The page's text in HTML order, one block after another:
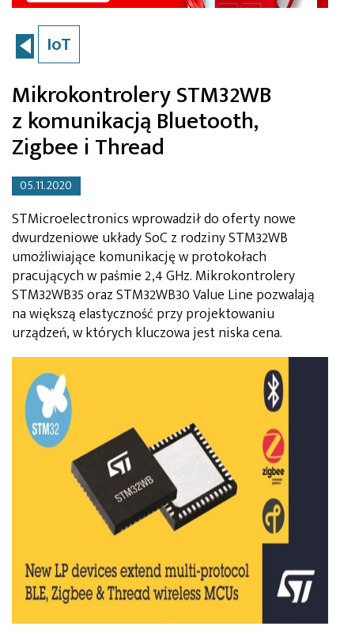
IoT
Mikrokontrolery STM32WB
z komunikacją Bluetooth,
Zigbee i Thread
05.11.2020
STMicroelectronics wprowadził do oferty nowe
dwurdzeniowe układy SoC z rodziny STM32WB
umożliwiające komunikację w protokołach
pracujących w paśmie 2,4 GHz. Mikrokontrolery
STM32WB35 oraz STM32WB30 Value Line pozwalają
na większą elastyczność przy projektowaniu
urządzeń, w których kluczowa jest niska cena.